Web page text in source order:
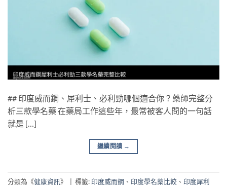
## 印度威而鋼、犀利士、必利勁哪個適合你？藥師完整分
析三款學名藥 在藥局工作這些年，最常被客人問的一句話
就是 […]
繼續閱讀 →
分類為《健康資訊》 標籤: 印度威而鋼 、 印度學名藥比較 、 印度犀利